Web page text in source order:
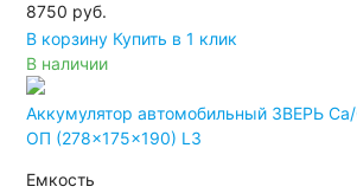
8750 руб.
В корзину Купить в 1 клик
В наличии
Аккумулятор автомобильный ЗВЕРЬ
ОП (278x175x190) L3
Емкость